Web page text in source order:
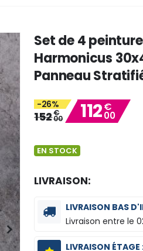
Set de 4
Harmonicus
Panneau
-26%
152€
00 112€
00
EN STOCK
LIVRAISON:
LIVRAISON BAS
Livraison entre le
LIVRAISON ÉTAGE